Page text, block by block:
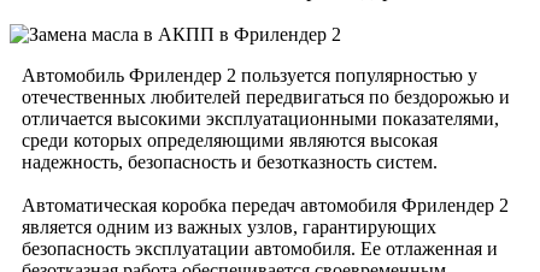
Автомобиль Фрилендер 2 пользуется популярностью у
отечественных любителей передвигаться по бездорожью и
отличается высокими эксплуатационными показателями,
среди которых определяющими являются высокая
надежность, безопасность и безотказность систем.
Автоматическая коробка передач автомобиля Фрилендер 2
является одним из важных узлов, гарантирующих
безопасность эксплуатации автомобиля. Ее отлаженная и